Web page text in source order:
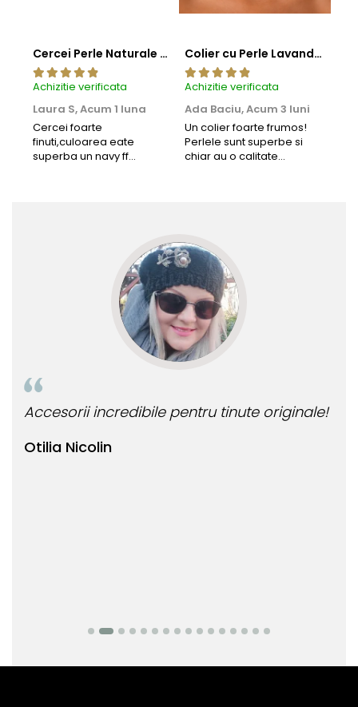
Cercei Perle Naturale Negre 5-6 mm, Buton AAA, Aur 14K (aur 585), Tip Șurub | KASKADDA®
Achizitie verificata
Laura S,Acum 1 luna
Cercei foarte
finuti,culoarea eate
superba un navy ff
Colier cu Perle Lavanda la Baza Gatului, de 4-5 mm, Perle Rare, Calitate AAA+, Aur 14K | KASKADDA®
Achizitie verificata
Ada Baciu,Acum 3 luni
Un colier foarte frumos!
Perlele sunt superbe si
chiar au o calitate
Otilia Nicolin
Accesorii incredibile pentru tinute originale!